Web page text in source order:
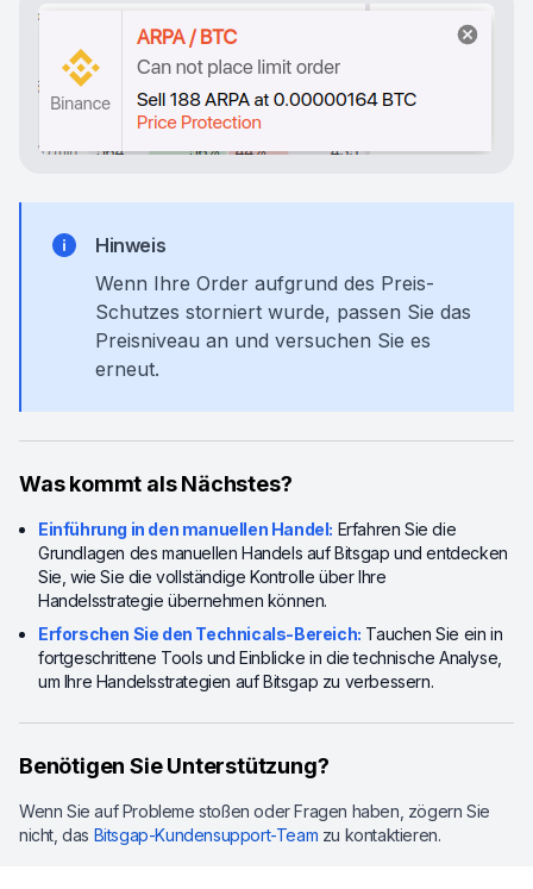
Hinweis
Wenn Ihre Order aufgrund des Preis-
Schutzes storniert wurde, passen Sie das
Preisniveau an und versuchen Sie es
erneut.
Was kommt als Nächstes?
Einführung in den manuellen Handel: Erfahren Sie die
Grundlagen des manuellen Handels auf Bitsgap und entdecken
Sie, wie Sie die vollständige Kontrolle über Ihre
Handelsstrategie übernehmen können.
Erforschen Sie den Technicals-Bereich: Tauchen Sie ein in
fortgeschrittene Tools und Einblicke in die technische Analyse,
um Ihre Handelsstrategien auf Bitsgap zu verbessern.
Benötigen Sie Unterstützung?
Wenn Sie auf Probleme stoßen oder Fragen haben, zögern Sie
nicht, das Bitsgap-Kundensupport-Team zu kontaktieren.